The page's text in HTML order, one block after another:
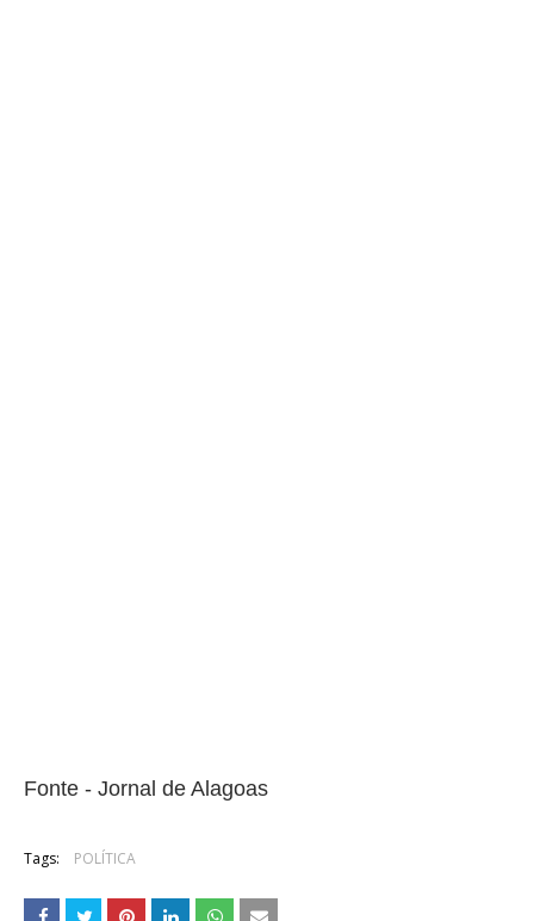
Fonte - Jornal de Alagoas
Tags: POLÍTICA